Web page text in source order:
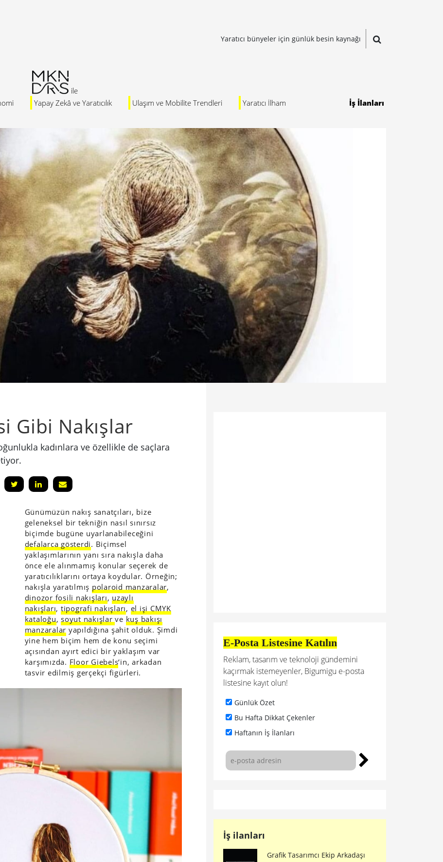
Yaratıcı bünyeler için günlük besin kaynağı
Yapay Zekâ ve Yaratıcılık Ulaşım ve Mobilite Trendleri Yaratıcı İlham İş İlanları
Gibi Nakışlar
kadınlara ve özellikle de saçlara
Günümüzün nakış sanatçıları, bize
geleneksel bir tekniğin nasıl sınırsız
biçimde bugüne uyarlanabileceğini
defalarca gösterdi. Biçimsel
yaklaşımlarının yanı sıra nakışla daha
önce ele alınmamış konular seçerek de
yaratıcılıklarını ortaya koydular. Örneğin;
nakışla yaratılmış polaroid manzaralar,
dinozor fosili nakışları, uzaylı
nakışları, tipografi nakışları, el işi CMYK
kataloğu,soyut nakışlarve kuş bakışı
manzaralar yapıldığına şahit olduk. Şimdi
yine hem biçim hem de konu seçimi
açısından ayırt edici bir yaklaşım var
karşımızda. Floor Giebels‘in, arkadan
tasvir edilmiş gerçekçi figürleri.
E-Posta Listesine Katılın
Reklam, tasarım ve teknoloji gündemini
kaçırmak istemeyenler, Bigumigu e-posta
listesine kayıt olun!
Günlük Özet
Bu Hafta Dikkat Çekenler
Haftanın İş İlanları
İş ilanları
Grafik Tasarımcı Ekip Arkadaşı